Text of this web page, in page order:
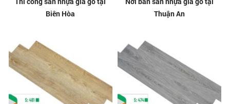
Biên Hòa
Thuận An